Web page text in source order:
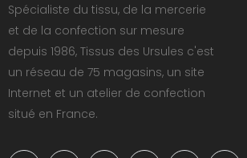
Spécialiste du tissu, de la mercerie
et de la confection sur mesure
depuis 1986, Tissus des Ursules c'est
un réseau de 75 magasins, un site
Internet et un atelier de confection
situé en France.